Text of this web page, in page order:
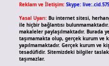
Reklam ve İletişim: Skype:
Yasal Uyarı: Bu internet sitesi,
ile hiçbir bağlantısı
makaleler paylaşılmaktadır. Burada
taşımamakta olup, gerçek kurum ve
yapılmamaktadır. Gerçek kurum ve
tesadüfidir. Sitemizdeki bilgiler
taşımazlar.